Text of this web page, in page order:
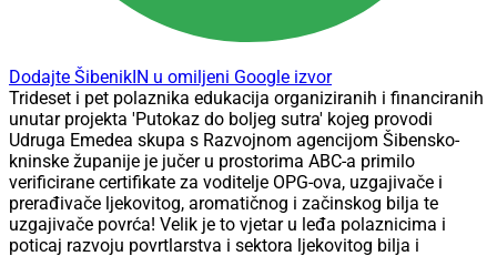
Dodajte ŠibenikIN u omiljeni Google izvor
Trideset i pet polaznika edukacija organiziranih i financiranih
unutar projekta 'Putokaz do boljeg sutra' kojeg provodi
Udruga Emedea skupa s Razvojnom agencijom Šibensko-
kninske županije je jučer u prostorima ABC-a primilo
verificirane certifikate za voditelje OPG-ova, uzgajivače i
prerađivače ljekovitog, aromatičnog i začinskog bilja te
uzgajivače povrća! Velik je to vjetar u leđa polaznicima i
poticaj razvoju povrtlarstva i sektora ljekovitog bilja i